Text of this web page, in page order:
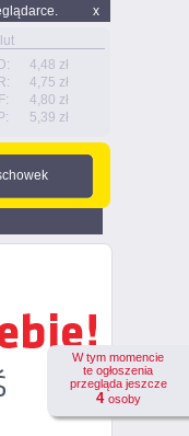
x
4,48 zł
4,75 zł
4,80 zł
5,39 zł
W tym momencie
te ogłoszenia
przegląda jeszcze
4 osoby